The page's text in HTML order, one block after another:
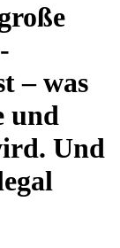
– was
und
Und